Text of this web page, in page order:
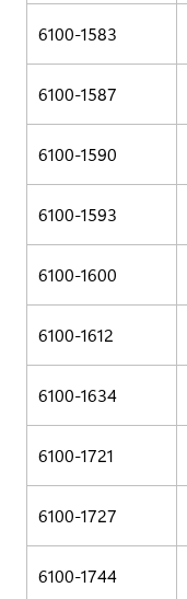
6100-1583
6100-1587
6100-1590
6100-1593
6100-1600
6100-1612
6100-1634
6100-1721
6100-1727
6100-1744